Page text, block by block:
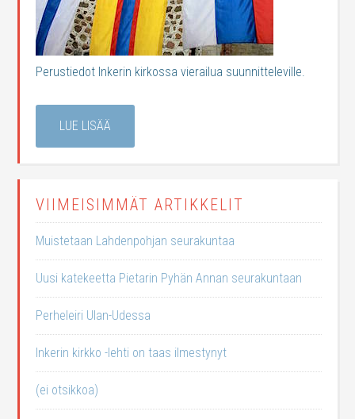
Perustiedot Inkerin kirkossa vierailua suunnitteleville.
LUE LISÄÄ
VIIMEISIMMÄT ARTIKKELIT
Muistetaan Lahdenpohjan seurakuntaa
Uusi katekeetta Pietarin Pyhän Annan seurakuntaan
Perheleiri Ulan-Udessa
Inkerin kirkko -lehti on taas ilmestynyt
(ei otsikkoa)